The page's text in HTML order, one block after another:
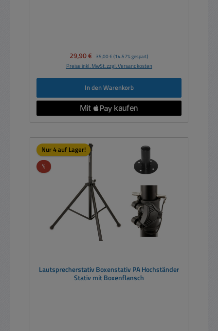
Verkaufspreis:
29,90 € Regulärer Preis:
35,00 € (14.57% gespart)
Preise inkl. MwSt. zzgl. Versandkosten
In den Warenkorb
Nur 4 auf Lager!
%Rabatt
Lautsprecherstativ Boxenstativ PA Hochständer
Stativ mit Boxenflansch